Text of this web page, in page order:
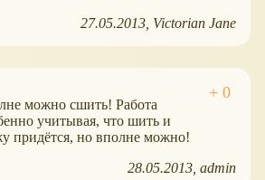
27.05.2013 Victorian Jane
можно сшить! Работа
учитывая, что шить и
придётся, но вполне можно!
28.05.2013 admin